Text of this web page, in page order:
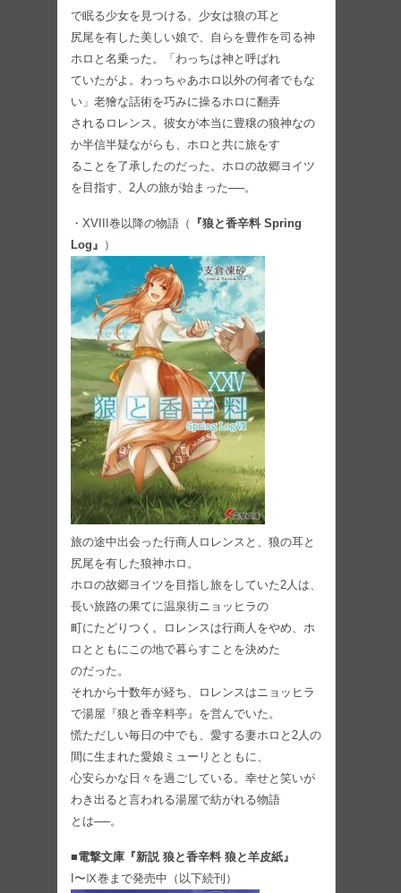
で眠る少女を見つける。少女は狼の耳と
尻尾を有した美しい娘で、自らを豊作を司る神
ホロと名乗った。「わっちは神と呼ばれ
ていたがよ。わっちゃあホロ以外の何者でもな
い」老獪な話術を巧みに操るホロに翻弄
されるロレンス。彼女が本当に豊穣の狼神なの
か半信半疑ながらも、ホロと共に旅をす
ることを了承したのだった。ホロの故郷ヨイツ
を目指す、2人の旅が始まった──。
・XVIII巻以降の物語（
『狼と香辛料 Spring
Log』 ）
旅の途中出会った行商人ロレンスと、狼の耳と
尻尾を有した狼神ホロ。
ホロの故郷ヨイツを目指し旅をしていた2人は、
⻑い旅路の果てに温泉街ニョッヒラの
町にたどりつく。ロレンスは行商人をやめ、ホ
ロとともにこの地で暮らすことを決めた
のだった。
それから十数年が経ち、ロレンスはニョッヒラ
で湯屋『狼と香辛料亭』を営んでいた。
慌ただしい毎日の中でも、愛する妻ホロと2人の
間に生まれた愛娘ミューリとともに、
心安らかな日々を過ごしている。幸せと笑いが
わき出ると言われる湯屋で紡がれる物語
とは──。
■電撃文庫『新説 狼と香辛料 狼と羊皮紙』
I〜Ⅸ巻まで発売中（以下続刊）